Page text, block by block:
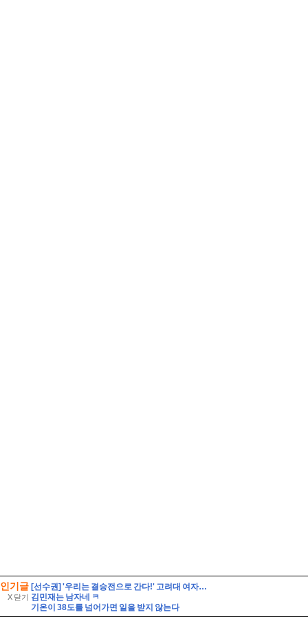
인기글
X 닫기
[선수권] '우리는 결승전으로 간다!' 고려대 여자축구부, 위덕대에 2-0 승리.
김민재는 남자네 ㅋ
기온이 38도를 넘어가면 일을 받지 않는다